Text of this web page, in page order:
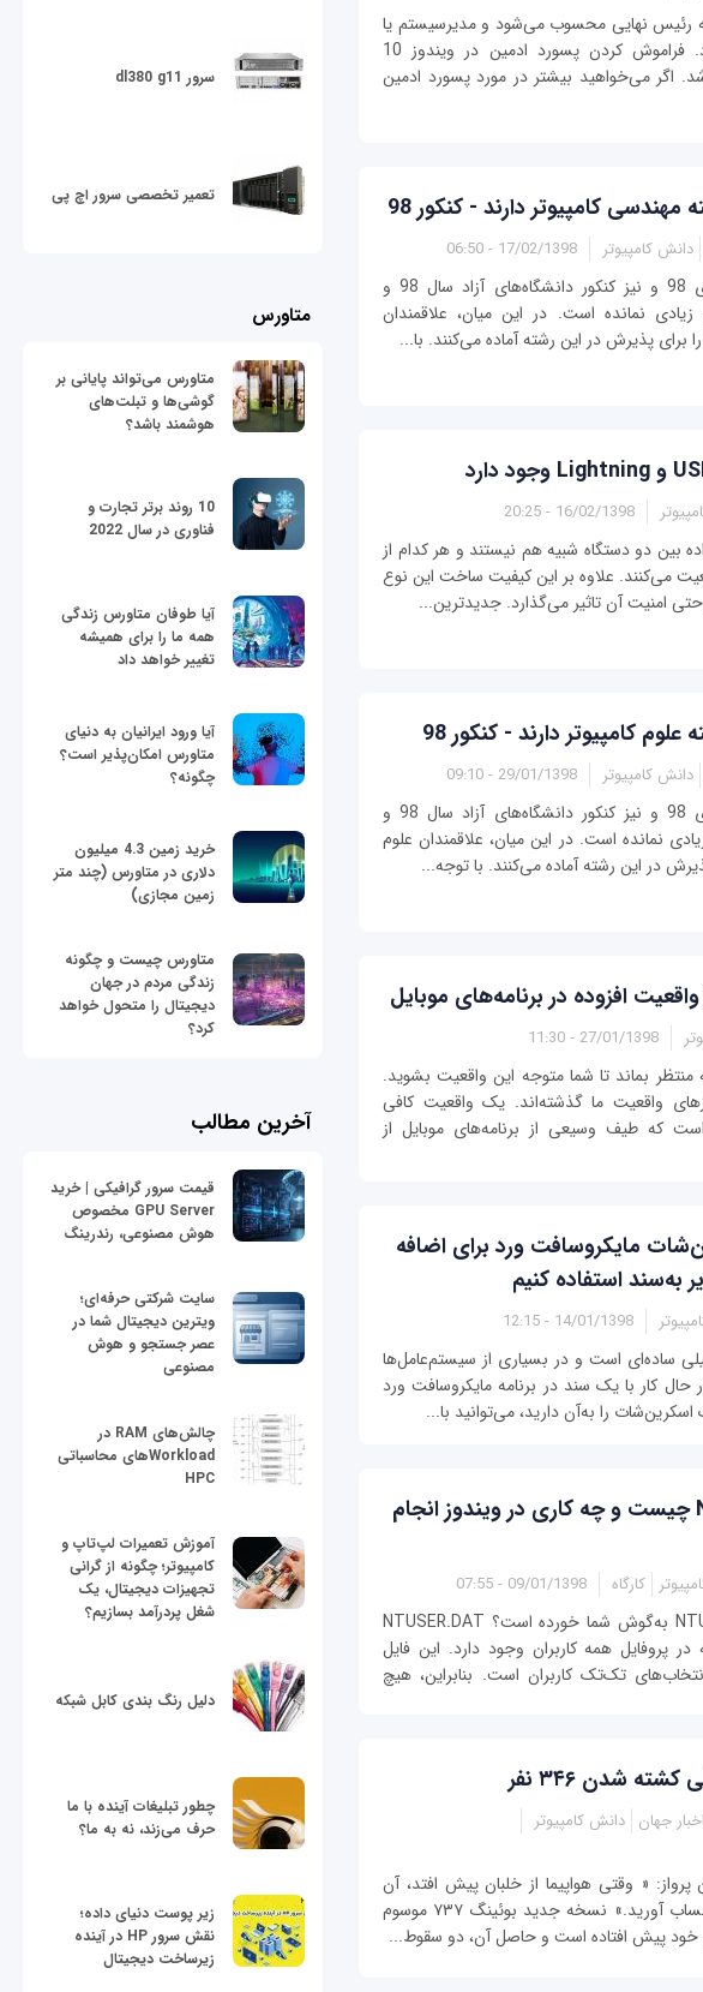
که رئیس نهایی محسوب می‌شود و مدیرسیستم یا
administrator نام دارد. فراموش کردن پسورد ادمین در ویندوز 10
اگر می‌خواهید بیشتر در مورد پسورد ادمین
مهندسی کامپیوتر دارند - کنکور 98
دانش کامپیوتر 17/02/1398 - 06:50
تا برگزاری آزمون سراسری 98 و نیز کنکور دانشگاه‌های آزاد سال 98 و
نمانده است. در این میان، علاقمندان
برای پذیرش در این رشته آماده می‌کنند. با...
16/02/1398 - 20:25
بین دو دستگاه شبیه هم نیستند و هر کدام از
می‌کنند. علاوه بر این کیفیت ساخت این نوع
حتی امنیت آن تاثیر می‌گذارد. جدیدترین...
کامپیوتر دارند - کنکور 98
دانش کامپیوتر 29/01/1398 - 09:10
تا برگزاری آزمون سراسری 98 و نیز کنکور دانشگاه‌های آزاد سال 98 و
نمانده است. در این میان، علاقمندان علوم
در این رشته آماده می‌کنند. با توجه...
27/01/1398 - 11:30
بماند تا شما متوجه این واقعیت بشوید.
واقعیت ما گذشته‌اند. یک واقعیت کافی
که طیف وسیعی از برنامه‌های موبایل از
مایکروسافت ورد برای اضافه
به‌سند استفاده کنیم
14/01/1398 - 12:15
ساده‌ای است و در بسیاری از سیستم‌عامل‌ها
کار با یک سند در برنامه مایکروسافت ورد
را به‌آن دارید، می‌توانید با...
فایل NTUSER.DAT چیست و چه کاری در ویندوز انجام
کارگاه 09/01/1398 - 07:55
تا به‌حال، نام NTUSER.DAT به‌گوش شما خورده است؟ NTUSER.DAT
همه کاربران وجود دارد. این فایل
تک‌تک کاربران است. بنابراین، هیچ
شدن ۳۴۶ نفر
اخبار جهان دانش کامپیوتر
پرواز: « وقتی هواپیما از خلبان پیش افتد، آن
خلبان را تقریباً مرده به حساب آورید.» نسخه جدید بوئینگ ۷۳۷ موسوم
سرور dl380 g11
تعمیر تخصصی سرور اچ پی
متاورس
متاورس می‌تواند پایانی بر
گوشی‌ها و تبلت‌های
هوشمند باشد؟
10 روند برتر تجارت و
فناوری در سال 2022
آیا طوفان متاورس زندگی
همه ما را برای همیشه
تغییر خواهد داد
آیا ورود ایرانیان به دنیای
متاورس امکان‌پذیر است؟
چگونه؟
خرید زمین 4.3 میلیون
دلاری در متاورس (چند متر
زمین مجازی)
متاورس چیست و چگونه
زندگی مردم در جهان
دیجیتال را متحول خواهد
کرد؟
آخرین مطالب
قیمت سرور گرافیکی | خرید
GPU Server مخصوص
هوش مصنوعی، رندرینگ
سایت شرکتی حرفه‌ای؛
ویترین دیجیتال شما در
عصر جستجو و هوش
مصنوعی
چالش‌های RAM در
Workloadهای محاسباتی
HPC
آموزش تعمیرات لپ‌تاپ و
کامپیوتر؛ چگونه از گرانی
تجهیزات دیجیتال، یک
شغل پردرآمد بسازیم؟
دلیل رنگ بندی کابل شبکه
چطور تبلیغات آینده با ما
حرف می‌زند، نه به ما؟
زیر پوست دنیای داده؛
نقش سرور HP در آینده
زیرساخت دیجیتال